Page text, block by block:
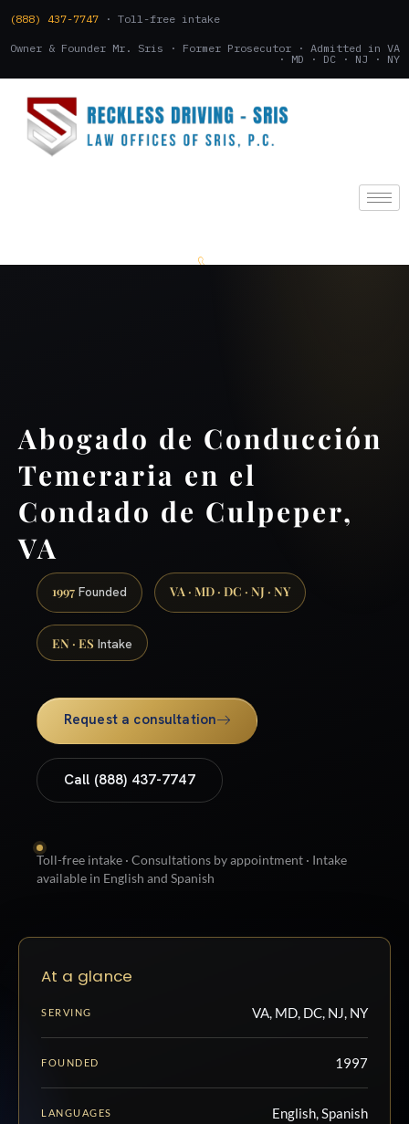
(888) 437-7747 · Toll-free intake
Owner & Founder Mr. Sris · Former Prosecutor · Admitted in VA
· MD · DC · NJ · NY
Abogado de Conducción
Temeraria en el
Condado de Culpeper,
VA
1997 Founded VA · MD · DC · NJ · NY
EN · ES Intake
Request a consultation
Call (888) 437-7747
Toll-free intake · Consultations by appointment · Intake
available in English and Spanish
At a glance
SERVING VA, MD, DC, NJ, NY
FOUNDED 1997
LANGUAGES English, Spanish